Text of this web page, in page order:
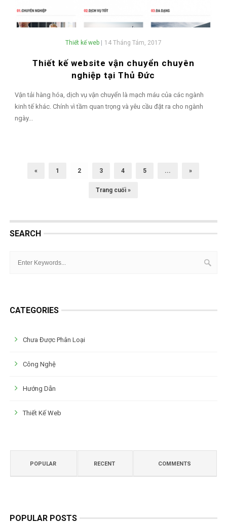
Thiết kế web| 14 Tháng Tám, 2017
Thiết kế website vận chuyển chuyên
nghiệp tại Thủ Đức
Vận tải hàng hóa, dịch vụ vận chuyển là mạch máu của các ngành
kinh tế khác. Chính vì tầm quan trọng và yêu cầu đặt ra cho ngành
ngày...
« 1 2 3 4 5 ... »
Trang cuối »
SEARCH
CATEGORIES
Chưa Được Phân Loại
Công Nghệ
Hướng Dẫn
Thiết Kế Web
POPULAR RECENT COMMENTS
POPULAR POSTS